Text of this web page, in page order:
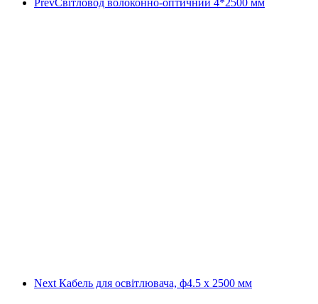
PrevСвітловод волоконно-оптичний 4*2500 мм
Next Кабель для освітлювача, ф4.5 х 2500 мм